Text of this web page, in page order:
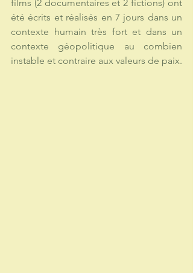
films (2 documentaires et 2 fictions) ont
été écrits et réalisés en 7 jours dans un
contexte humain très fort et dans un
contexte géopolitique au combien
instable et contraire aux valeurs de paix.